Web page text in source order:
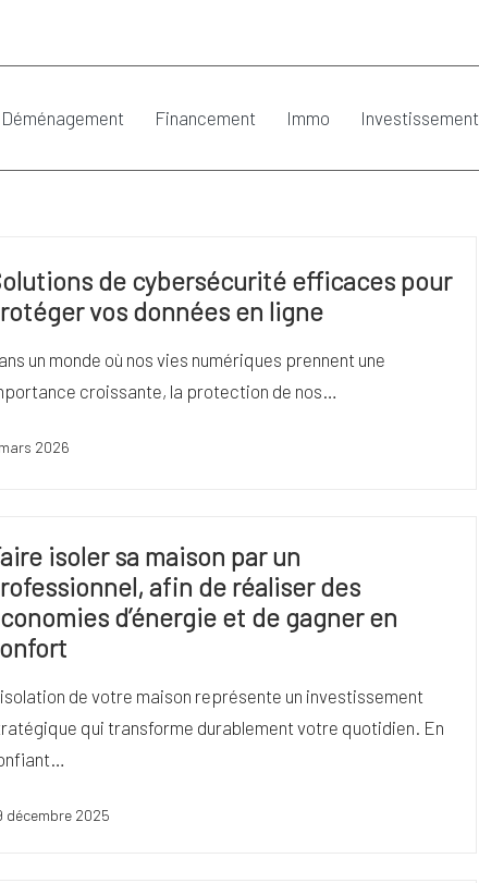
Déménagement Financement Immo Investissement
de cybersécurité efficaces pour
vos données en ligne
un monde où nos vies numériques prennent une
croissante, la protection de nos…
2026
isoler sa maison par un
afin de réaliser des
d’énergie et de gagner en
de votre maison représente un investissement
qui transforme durablement votre quotidien. En
décembre 2025